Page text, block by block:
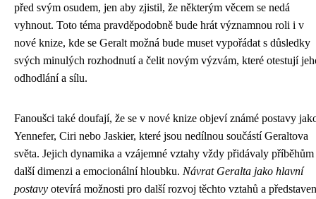
před svým osudem, jen aby zjistil, že některým věcem se nedá
vyhnout. Toto téma pravděpodobně bude hrát významnou roli i v
nové knize, kde se Geralt možná bude muset vypořádat s důsledky
svých minulých rozhodnutí a čelit novým výzvám, které otestují
odhodlání a sílu.
Fanoušci také doufají, že se v nové knize objeví známé postavy
Yennefer, Ciri nebo Jaskier, které jsou nedílnou součástí Geraltova
světa. Jejich dynamika a vzájemné vztahy vždy přidávaly příběhům
další dimenzi a emocionální hloubku. Návrat Geralta jako hlavní
postavy otevírá možnosti pro další rozvoj těchto vztahů a